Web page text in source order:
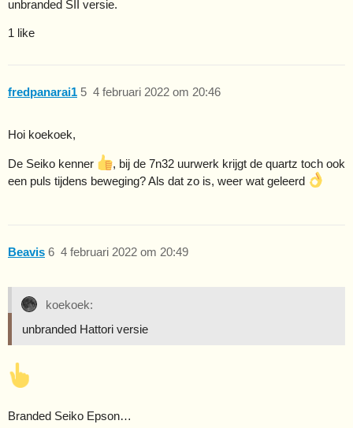
unbranded SII versie.
1 like
fredpanarai1 4 februari 2022 om 20:46
5
Hoi koekoek,
De Seiko kenner
, bij de 7n32 uurwerk krijgt de quartz toch ook
een puls tijdens beweging? Als dat zo is, weer wat geleerd
Beavis 4 februari 2022 om 20:49
6
koekoek:
unbranded Hattori versie
Branded Seiko Epson…